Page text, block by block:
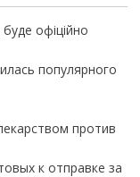
офіційно
популярного
против
к отправке за